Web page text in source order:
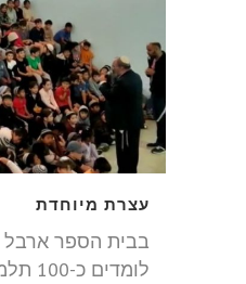
עצרת מיוחדת
בבית הספר ארבל